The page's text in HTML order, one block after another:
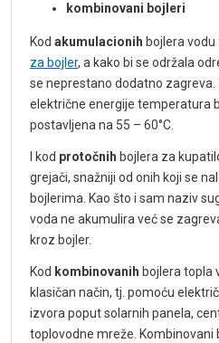
kombinovani bojleri
Kod akumulacionih bojlera
za bojler, a kako bi se održala
se neprestano dodatno
električne energije temperatura
postavljena na 55 – 60°C.
I kod protočnih bojlera za
grejači, snažniji od onih koji se
bojlerima. Kao što i sam naziv
voda ne akumulira već se
kroz bojler.
Kod kombinovanih bojlera topla
klasičan način, tj. pomoću
izvora poput solarnih panela,
toplovodne mreže. Kombinovani